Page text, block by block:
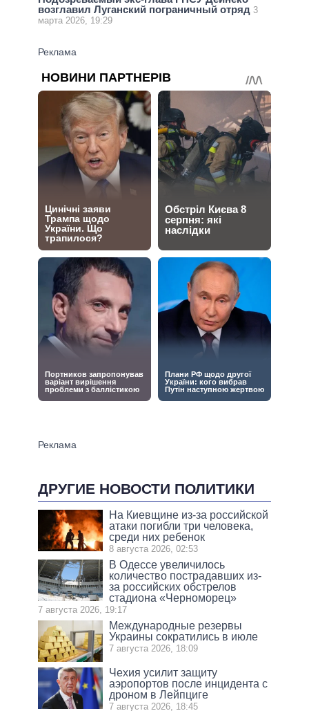
возглавил Луганский пограничный отряд 3
марта 2026, 19:29
ДРУГИЕ НОВОСТИ ПОЛИТИКИ
На Киевщине из-за российской
атаки погибли три человека,
среди них ребенок
8 августа 2026, 02:53
В Одессе увеличилось
количество пострадавших из-
за российских обстрелов
стадиона «Черноморец»
7 августа 2026, 19:17
Международные резервы
Украины сократились в июле
7 августа 2026, 18:09
Чехия усилит защиту
аэропортов после инцидента с
дроном в Лейпциге
7 августа 2026, 18:45